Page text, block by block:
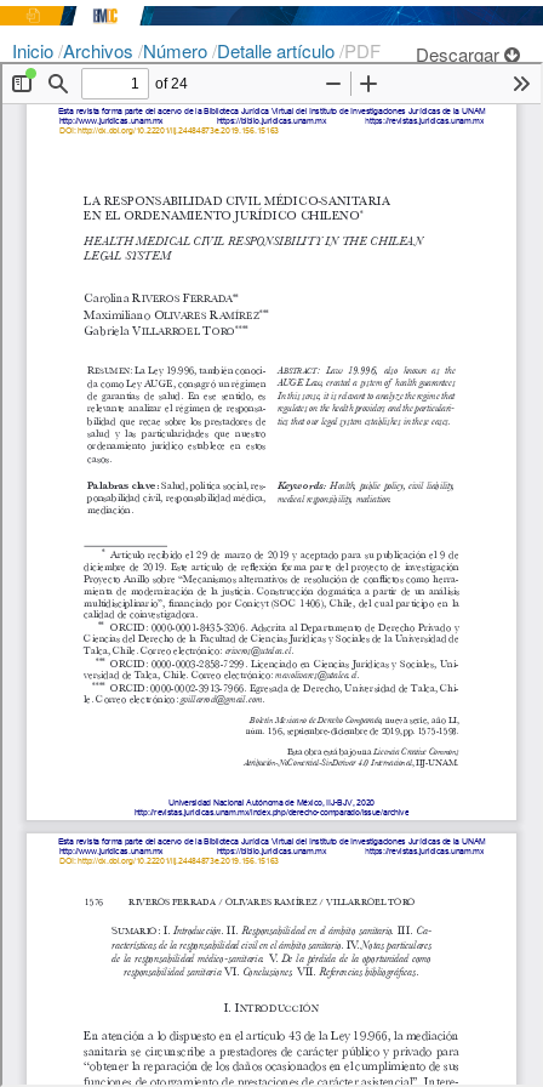
Inicio/Archivos /Número/Detalle artículo/PDF Descargar